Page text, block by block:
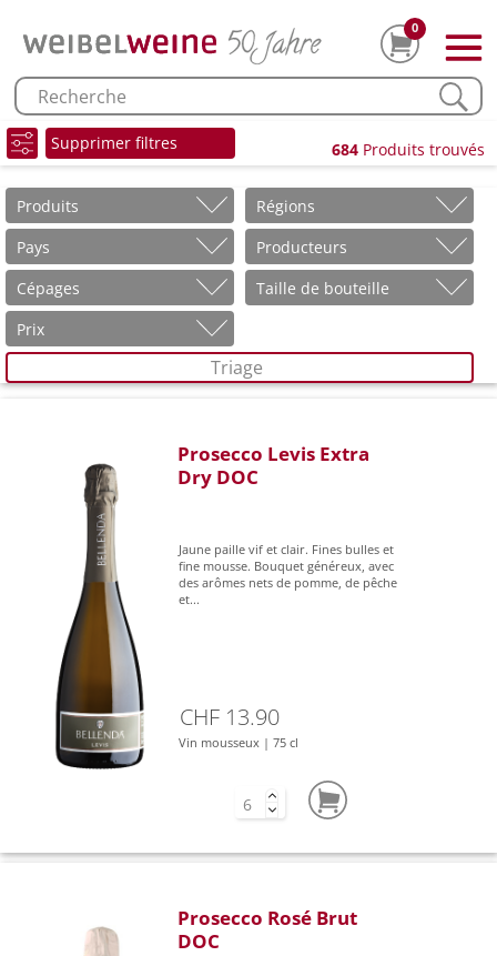
0
Supprimer filtres 684 Produits trouvés
Produits
Régions
Pays
Producteurs
Cépages
Taille de bouteille
Prix
Triage
Prosecco Levis Extra
Dry DOC
Jaune paille vif et clair. Fines bulles et
fine mousse. Bouquet généreux, avec
des arômes nets de pomme, de pêche
et...
CHF 13.90
Vin mousseux | 75 cl
Prosecco Rosé Brut
DOC